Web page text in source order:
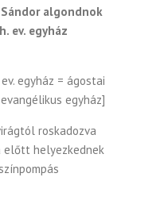
algondnok
ev. egyház
egyház = ágostai
egyház]
roskadozva
előtt helyezkednek